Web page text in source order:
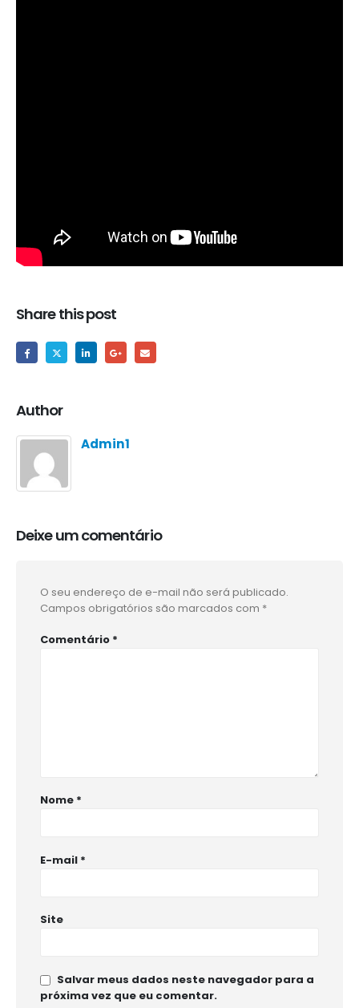
Share this post
Author
Admin1
Deixe um comentário
O seu endereço de e-mail não será publicado.
Campos obrigatórios são marcados com *
Comentário *
Nome *
E-mail *
Site
Salvar meus dados neste navegador para a
próxima vez que eu comentar.